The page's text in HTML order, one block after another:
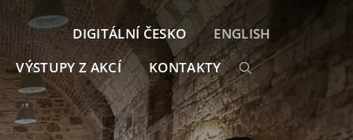
VÝSTUPY Z AKCÍ KONTAKTY
DIGITÁLNÍ ČESKO ENGLISH